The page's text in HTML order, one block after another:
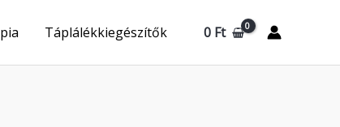
Táplálékkiegészítők 0 Ft